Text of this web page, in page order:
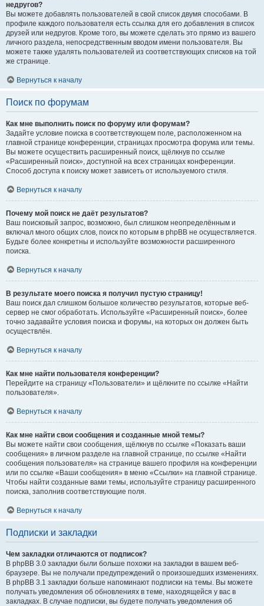
недругов?
Вы можете добавлять пользователей в свой список двумя способами. В
профиле каждого пользователя есть ссылка для его добавления в список
друзей или недругов. Кроме того, вы можете сделать это прямо из вашего
личного раздела, непосредственным вводом имени пользователя. Вы
можете также удалять пользователей из соответствующих списков на той
же странице.
Вернуться к началу
Поиск по форумам
Как мне выполнить поиск по форуму или форумам?
Задайте условие поиска в соответствующем поле, расположенном на
главной странице конференции, страницах просмотра форума или темы.
Вы можете осуществить расширенный поиск, щёлкнув по ссылке
«Расширенный поиск», доступной на всех страницах конференции.
Способ доступа к поиску может зависеть от используемого стиля.
Вернуться к началу
Почему мой поиск не даёт результатов?
Ваш поисковый запрос, возможно, был слишком неопределённым и
включал много общих слов, поиск по которым в phpBB не осуществляется.
Будьте более конкретны и используйте возможности расширенного
поиска.
Вернуться к началу
В результате моего поиска я получил пустую страницу!
Ваш поиск дал слишком большое количество результатов, которые веб-
сервер не смог обработать. Используйте «Расширенный поиск», более
точно задавайте условия поиска и форумы, на которых он должен быть
осуществлён.
Вернуться к началу
Как мне найти пользователя конференции?
Перейдите на страницу «Пользователи» и щёлкните по ссылке «Найти
пользователя».
Вернуться к началу
Как мне найти свои сообщения и созданные мной темы?
Вы можете найти свои сообщения, щёлкнув по ссылке «Показать ваши
сообщения» в личном разделе на главной странице, по ссылке «Найти
сообщения пользователя» на странице вашего профиля на конференции
или по ссылке «Ваши сообщения» в меню «Ссылки» на главной странице.
Чтобы найти созданные вами темы, используйте страницу расширенного
поиска, заполнив соответствующие поля.
Вернуться к началу
Подписки и закладки
Чем закладки отличаются от подписок?
В phpBB 3.0 закладки были больше похожи на закладки в вашем веб-
браузере. Вы не получали предупреждений о произошедших изменениях.
В phpBB 3.1 закладки больше напоминают подписки на темы. Вы можете
получать уведомления об обновлениях в теме, находящейся у вас в
закладках. В случае подписки, вы будете получать уведомления об